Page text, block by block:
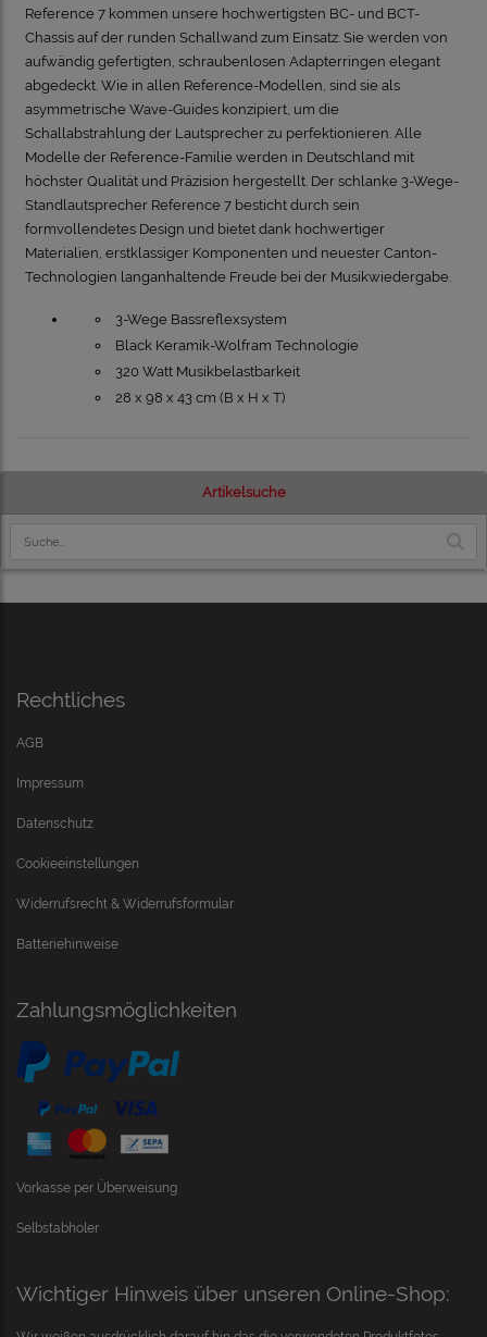
Reference 7 kommen unsere hochwertigsten BC- und BCT-
Chassis auf der runden Schallwand zum Einsatz. Sie werden von
aufwändig gefertigten, schraubenlosen Adapterringen elegant
abgedeckt. Wie in allen Reference-Modellen, sind sie als
asymmetrische Wave-Guides konzipiert, um die
Schallabstrahlung der Lautsprecher zu perfektionieren. Alle
Modelle der Reference-Familie werden in Deutschland mit
höchster Qualität und Präzision hergestellt. Der schlanke 3-Wege-
Standlautsprecher Reference 7 besticht durch sein
formvollendetes Design und bietet dank hochwertiger
Materialien, erstklassiger Komponenten und neuester Canton-
Technologien langanhaltende Freude bei der Musikwiedergabe.
3-Wege Bassreflexsystem
Black Keramik-Wolfram Technologie
320 Watt Musikbelastbarkeit
28 x 98 x 43 cm (B x H x T)
Artikelsuche
Rechtliches
AGB
Impressum
Datenschutz
Cookieeinstellungen
Widerrufsrecht & Widerrufsformular
Batteriehinweise
Zahlungsmöglichkeiten
Vorkasse per Überweisung
Selbstabholer
Wichtiger Hinweis über unseren Online-Shop: